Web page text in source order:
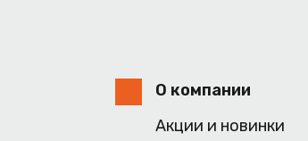
О компании
Акции и новинки